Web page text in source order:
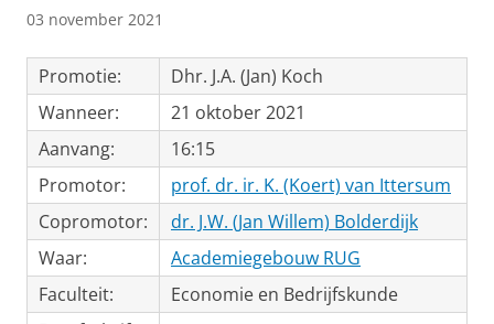
03 november 2021
Promotie:
Dhr. J.A. (Jan) Koch
Wanneer:
21 oktober 2021
Aanvang:
16:15
Promotor:
prof. dr. ir. K. (Koert) van Ittersum
Copromotor:
dr. J.W. (Jan Willem) Bolderdijk
Waar:
Academiegebouw RUG
Faculteit:
Economie en Bedrijfskunde